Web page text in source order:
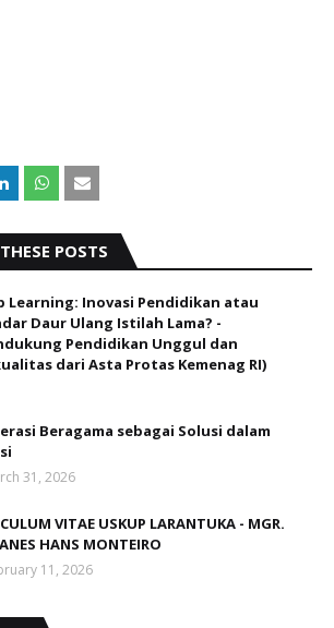
POSTS
Learning: Inovasi Pendidikan atau
Daur Ulang Istilah Lama? -
Pendidikan Unggul dan
dari Asta Protas Kemenag RI)
Beragama sebagai Solusi dalam
31, 2026
VITAE USKUP LARANTUKA - MGR.
HANS MONTEIRO
11, 2026